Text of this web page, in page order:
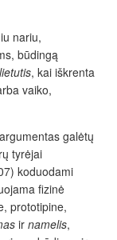
nariu,
būdingą
lietutis, kai iškrenta
vaiko,
galėtų
tyrėjai
koduodami
fizinė
prototipine,
ir namelis,